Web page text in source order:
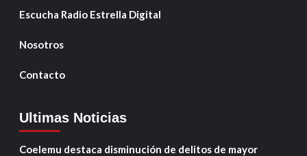
Escucha Radio Estrella Digital
Nosotros
Contacto
Ultimas Noticias
Coelemu destaca disminución de delitos de mayor